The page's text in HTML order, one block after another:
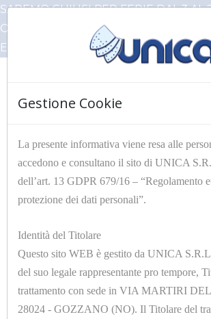
SAREMO CHIUSI PER FERIE DAL 3 AL
ORDINI PERVENUTI IN QUESTO
EVASI AL NOSTRO RIENTRO
☰
HOME Articoli Unica RACCORDERIE
Filtri
Gestione Cookie
La presente informativa viene resa alle
accedono e consultano il sito di UNICA
dell’art. 13 GDPR 679/16 – “Regolamento
protezione dei dati personali”.
Identità del Titolare
Questo sito WEB è gestito da UNICA
del suo legale rappresentante pro tempore,
trattamento con sede in VIA MARTIRI
28024 - GOZZANO (NO). Il Titolare del